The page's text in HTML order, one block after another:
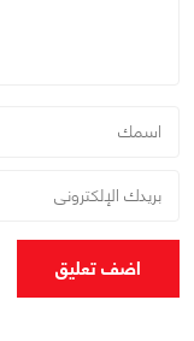
اضف تعليق